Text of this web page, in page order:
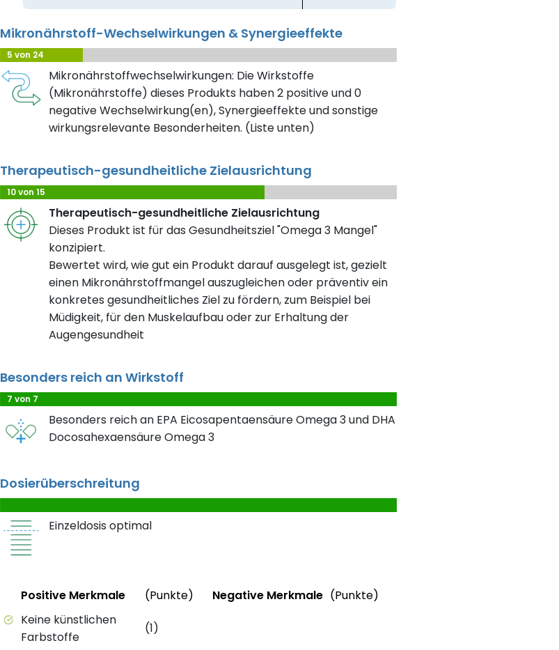
Mikronährstoff-Wechselwirkungen & Synergieeffekte
5 von 24
Mikronährstoffwechselwirkungen: Die Wirkstoffe
(Mikronährstoffe) dieses Produkts haben 2 positive und 0
negative Wechselwirkung(en), Synergieeffekte und sonstige
wirkungsrelevante Besonderheiten. (Liste unten)
Therapeutisch-gesundheitliche Zielausrichtung
10 von 15
Therapeutisch-gesundheitliche Zielausrichtung
Dieses Produkt ist für das Gesundheitsziel "Omega 3 Mangel"
konzipiert.
Bewertet wird, wie gut ein Produkt darauf ausgelegt ist, gezielt
einen Mikronährstoffmangel auszugleichen oder präventiv ein
konkretes gesundheitliches Ziel zu fördern, zum Beispiel bei
Müdigkeit, für den Muskelaufbau oder zur Erhaltung der
Augengesundheit
Besonders reich an Wirkstoff
7 von 7
Besonders reich an EPA Eicosapentaensäure Omega 3 und DHA
Docosahexaensäure Omega 3
Dosierüberschreitung
Einzeldosis optimal
Positive Merkmale des Produkts mit Punktebewertung
StatusPositive Merkmale (Punkte)
Weitere Informationen
Keine künstlichen
Farbstoffe
(1)
Status
Negative Merkmale (Punkte)